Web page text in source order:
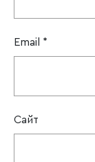
Email *
Сайт